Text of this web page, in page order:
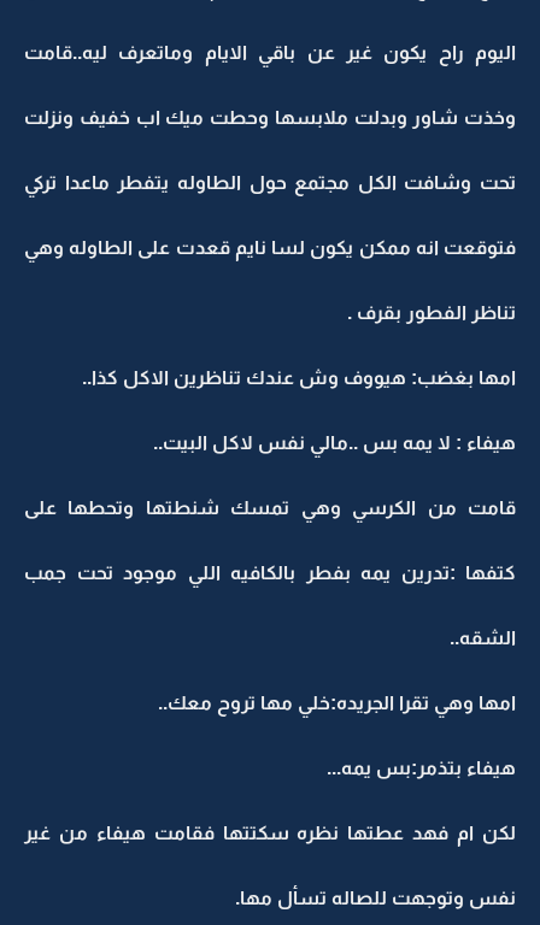
اليوم راح يكون غير عن باقي الايام وماتعرف ليه..قامت
وخذت شاور وبدلت ملابسها وحطت ميك اب خفيف ونزلت
تحت وشافت الكل مجتمع حول الطاوله يتفطر ماعدا تركي
فتوقعت انه ممكن يكون لسا نايم قعدت على الطاوله وهي
تناظر الفطور بقرف .
امها بغضب: هيووف وش عندك تناظرين الاكل كذا..
هيفاء : لا يمه بس ..مالي نفس لاكل البيت..
قامت من الكرسي وهي تمسك شنطتها وتحطها على
كتفها :تدرين يمه بفطر بالكافيه اللي موجود تحت جمب
الشقه..
امها وهي تقرا الجريده:خلي مها تروح معك..
هيفاء بتذمر:بس يمه...
لكن ام فهد عطتها نظره سكتتها فقامت هيفاء من غير
نفس وتوجهت للصاله تسأل مها.